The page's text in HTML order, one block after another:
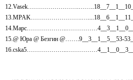
15.@ Юра @ Безгин @…….9__3__1__5__53-